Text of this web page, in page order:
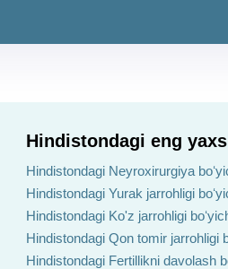
Hindistondagi eng
Hindistondagi Neyroxirurgiya
Hindistondagi Yurak jarrohligi
Hindistondagi Ko'z jarrohligi
Hindistondagi Qon tomir jarrohligi
Hindistondagi Fertillikni davolash